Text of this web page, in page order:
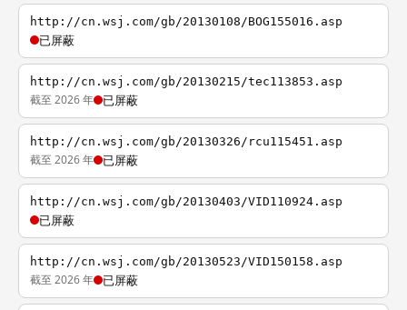
http://cn.wsj.com/gb/20130108/BOG155016.asp
已屏蔽
http://cn.wsj.com/gb/20130215/tec113853.asp
截至 2026 年 已屏蔽
http://cn.wsj.com/gb/20130326/rcu115451.asp
截至 2026 年 已屏蔽
http://cn.wsj.com/gb/20130403/VID110924.asp
已屏蔽
http://cn.wsj.com/gb/20130523/VID150158.asp
截至 2026 年 已屏蔽